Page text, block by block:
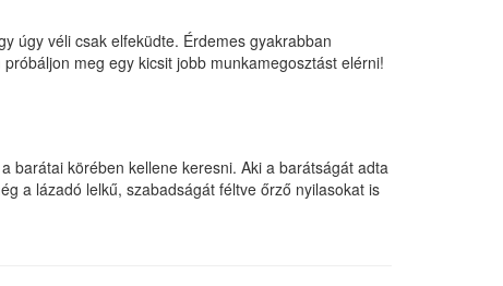
úgy véli csak elfeküdte. Érdemes gyakrabban
meg egy kicsit jobb munkamegosztást elérni!
barátai körében kellene keresni. Aki a barátságát adta
a lázadó lelkű, szabadságát féltve őrző nyilasokat is